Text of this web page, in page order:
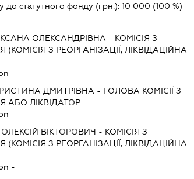
до статутного фонду (грн.): 10 000 (100 %)
ОЛЕКСАНДРІВНА - КОМІСІЯ З
З РЕОРГАНІЗАЦІЇ, ЛІКВІДАЦІЙНА
-
ДМИТРІВНА - ГОЛОВА КОМІСІЇ З
АБО ЛІКВІДАТОР
-
ВІКТОРОВИЧ - КОМІСІЯ З
З РЕОРГАНІЗАЦІЇ, ЛІКВІДАЦІЙНА
-